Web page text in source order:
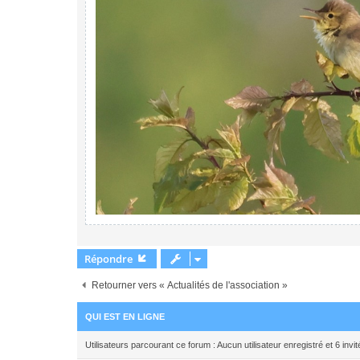
Répondre
Retourner vers « Actualités de l'association »
QUI EST EN LIGNE
Utilisateurs parcourant ce forum : Aucun utilisateur enregistré et 6